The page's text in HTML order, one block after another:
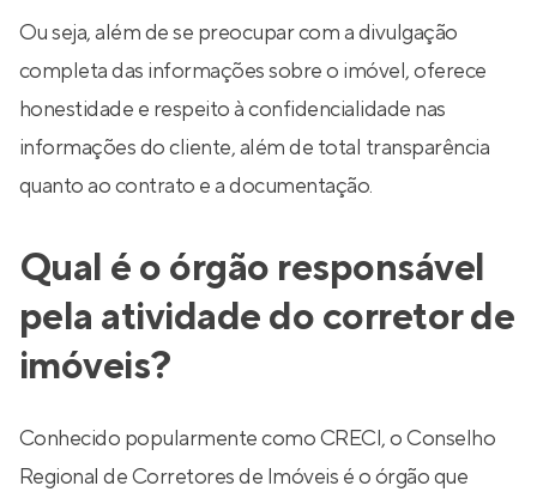
Ou seja, além de se preocupar com a divulgação
completa das informações sobre o imóvel, oferece
honestidade e respeito à confidencialidade nas
informações do cliente, além de total transparência
quanto ao contrato e a documentação.
Qual é o órgão responsável
pela atividade do corretor de
imóveis?
Conhecido popularmente como CRECI, o Conselho
Regional de Corretores de Imóveis é o órgão que